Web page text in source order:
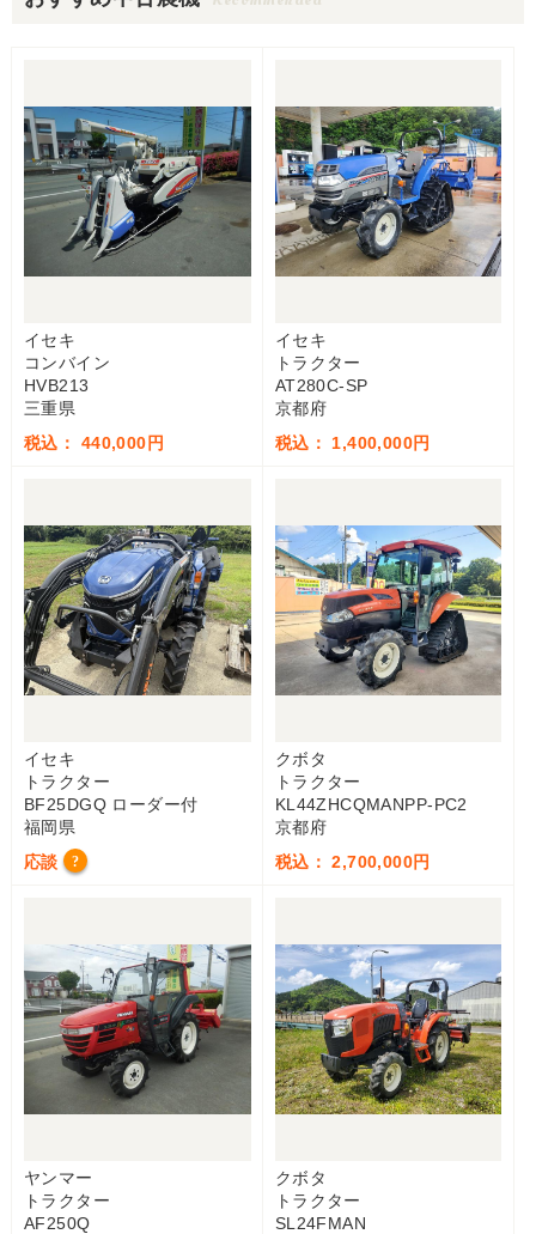
イセキ
コンバイン
HVB213
三重県
税込： 440,000円
イセキ
トラクター
AT280C-SP
京都府
税込： 1,400,000円
イセキ
トラクター
BF25DGQ ローダー付
福岡県
応談
?
クボタ
トラクター
KL44ZHCQMANPP-PC2
京都府
税込： 2,700,000円
ヤンマー
トラクター
AF250Q
クボタ
トラクター
SL24FMAN